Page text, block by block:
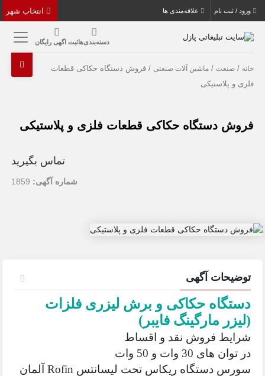
ورود / ثبت نام علاقه‌مندی ها
دسته‌بندی‌هاثبت اگهی رایگان
خانه /صنعت /ماشین آلات صنعتی / فروش دستگاه حکاکی قطعات
فلزی و پلاستیکی
فروش دستگاه حکاکی قطعات فلزی و پلاستیکی
تماس بگیرید
شماره آگهی: 1859
توضیحات آگهی
دستگاه حکاکی و برش لیزری فلزات
(لیزر مارگینگ فایبر)
شرایط فروش نقد و اقساط
در توان های 30 وات و 50 وات
سورس دستگاه ریکاس تحت لیسانتس Rofin آلمان